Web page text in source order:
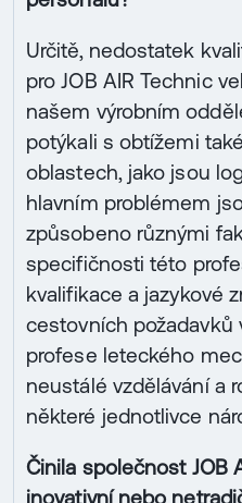
Určitě, nedostatek
pro JOB AIR Technic
našem výrobním
potýkali s obtížemi
oblastech, jako jsou
hlavním problémem
způsobeno různými
specifičnosti této
kvalifikace a jazykové
cestovních požadavků
profese leteckého
neustálé vzdělávání a
některé jednotlivce
Činila společnost JOB
inovativní nebo